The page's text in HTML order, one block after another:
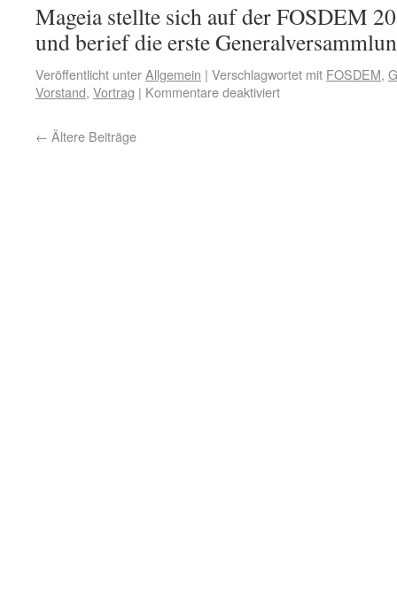
Mageia stellte sich auf der FOSDEM
und berief die erste
Veröffentlicht unterAllgemein | Verschlagwortet mit FOSDEM,
Vorstand, Vortrag | Kommentare deaktiviert
← Ältere Beiträge